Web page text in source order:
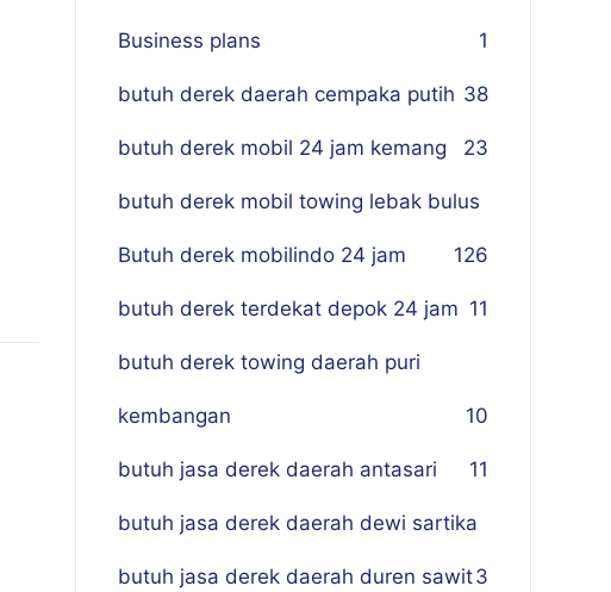
Business plans 1
butuh derek daerah cempaka putih 38
butuh derek mobil 24 jam kemang 23
butuh derek mobil towing lebak bulus
26
Butuh derek mobilindo 24 jam 1
butuh derek terdekat depok 24 jam 11
butuh derek towing daerah puri
kembangan 10
butuh jasa derek daerah antasari 11
butuh jasa derek daerah dewi sartika
3
butuh jasa derek daerah duren sawit